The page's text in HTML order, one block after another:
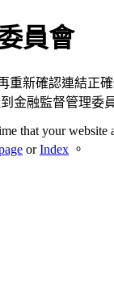
員會
重新確認連結正
金融監督管理委
that your website
orIndex 。